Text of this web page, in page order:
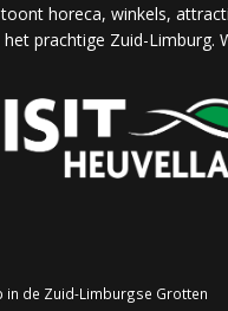
horeca, winkels,
prachtige Zuid-Limburg.
in de Zuid-Limburgse Grotten